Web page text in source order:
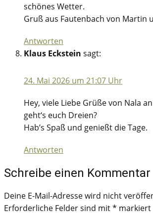
schönes Wetter.
Gruß aus Fautenbach von Martin
Antworten
Klaus Eckstein sagt:
24. Mai 2026 um 21:07 Uhr
Hey, viele Liebe Grüße von Nala
geht‘s euch Dreien?
Hab’s Spaß und genießt die Tage.
Antworten
Schreibe einen Kommentar
Deine E-Mail-Adresse wird nicht
Erforderliche Felder sind mit* markiert